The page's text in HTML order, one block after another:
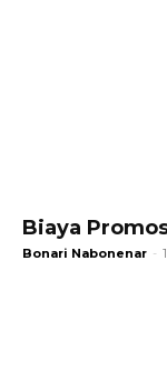
Biaya
Bonari Nabonenar -